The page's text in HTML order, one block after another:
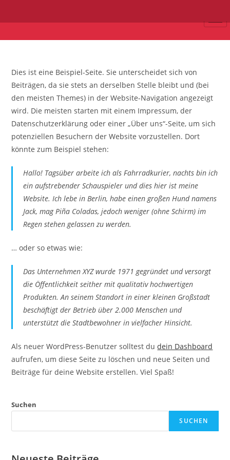
Dies ist eine Beispiel-Seite. Sie unterscheidet sich von
Beiträgen, da sie stets an derselben Stelle bleibt und (bei
den meisten Themes) in der Website-Navigation angezeigt
wird. Die meisten starten mit einem Impressum, der
Datenschutzerklärung oder einer „Über uns“-Seite, um sich
potenziellen Besuchern der Website vorzustellen. Dort
könnte zum Beispiel stehen:
Hallo! Tagsüber arbeite ich als Fahrradkurier, nachts bin ich
ein aufstrebender Schauspieler und dies hier ist meine
Website. Ich lebe in Berlin, habe einen großen Hund namens
Jack, mag Piña Coladas, jedoch weniger (ohne Schirm) im
Regen stehen gelassen zu werden.
… oder so etwas wie:
Das Unternehmen XYZ wurde 1971 gegründet und versorgt
die Öffentlichkeit seither mit qualitativ hochwertigen
Produkten. An seinem Standort in einer kleinen Großstadt
beschäftigt der Betrieb über 2.000 Menschen und
unterstützt die Stadtbewohner in vielfacher Hinsicht.
Als neuer WordPress-Benutzer solltest dudein Dashboard
aufrufen, um diese Seite zu löschen und neue Seiten und
Beiträge für deine Website erstellen. Viel Spaß!
Suchen
SUCHEN